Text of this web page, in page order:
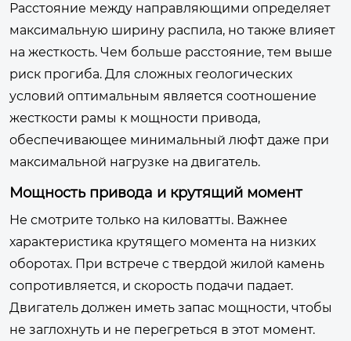
Расстояние между направляющими определяет
максимальную ширину распила, но также влияет
на жесткость. Чем больше расстояние, тем выше
риск прогиба. Для сложных геологических
условий оптимальным является соотношение
жесткости рамы к мощности привода,
обеспечивающее минимальный люфт даже при
максимальной нагрузке на двигатель.
Мощность привода и крутящий момент
Не смотрите только на киловатты. Важнее
характеристика крутящего момента на низких
оборотах. При встрече с твердой жилой камень
сопротивляется, и скорость подачи падает.
Двигатель должен иметь запас мощности, чтобы
не заглохнуть и не перегреться в этот момент.